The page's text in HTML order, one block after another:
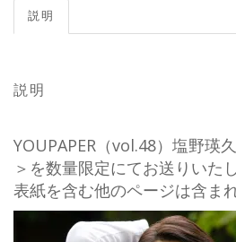
説明
説明
YOUPAPER（vol.48）塩野瑛
＞を数量限定にてお送りいたし
表紙を含む他のページは含ま